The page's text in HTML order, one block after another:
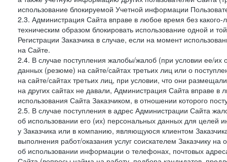
использование блокируемой Учетной информации
2.3. Администрация Сайта вправе в любое время без
техническим образом блокировать использование одной и
Регистрации Заказчика в случае, если на момент
на Сайте.
2.4. В случае поступления жалобы/жалоб (при условии ее/их
данных (резюме) на сайте/сайтах третьих лиц или о
на сайте/сайтах третьих лиц, при условии, что они
на других сайтах не давали, Администрация Сайта вправе в
использования Сайта Заказчиком, в отношении которого
2.5. В случае поступления в адрес Администрации Сайта
об использовании его (их) персональных данных для целей
у Заказчика или в компанию, являющуюся клиентом
выполнения работ/оказания услуг соискателем Заказчику
об использовании информации о телефонах, почтовых